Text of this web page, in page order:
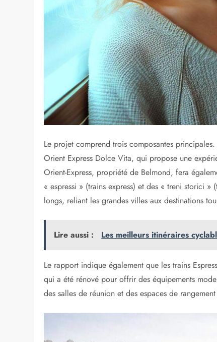
Le projet comprend trois composantes
Orient Express Dolce Vita, qui propose une
Orient-Express, propriété de Belmond, fera
« espressi » (trains express) et des « treni storici
longs, reliant les grandes villes aux destinations
Lire aussi : Les meilleurs itinéraires
Le rapport indique également que les trains
qui a été rénové pour offrir des équipements
des salles de réunion et des espaces de